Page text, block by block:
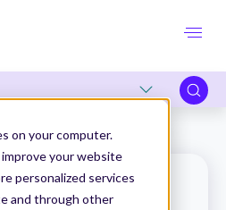
on your computer.
your website
personalized services
and through other
Produit Legacy